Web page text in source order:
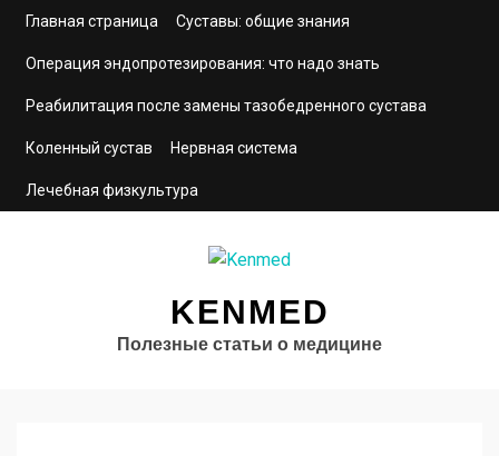
Главная страница Суставы: общие знания
Операция эндопротезирования: что надо знать
Реабилитация после замены тазобедренного сустава
Коленный сустав Нервная система
Лечебная физкультура
KENMED
Полезные статьи о медицине